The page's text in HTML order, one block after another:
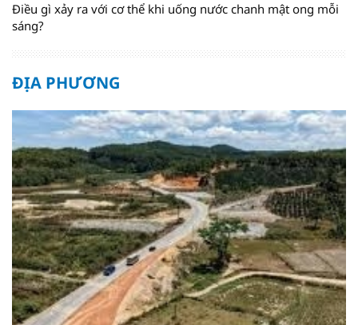
Điều gì xảy ra với cơ thể khi uống nước chanh mật ong mỗi
sáng?
ĐỊA PHƯƠNG